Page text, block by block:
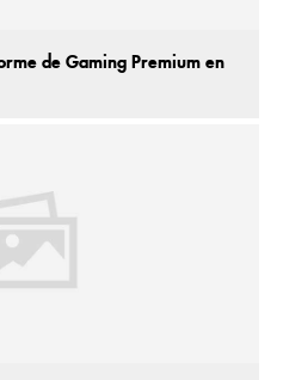
de Gaming Premium en